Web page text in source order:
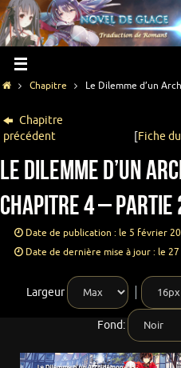
Chapitre Le Dilemme d’un
Chapitre
précédent
[Fiche
Le Dilemme d’un
Chapitre 4 – Partie
Date de publication : le 5 février
Date de dernière mise à jour : le
Largeur
Fond: